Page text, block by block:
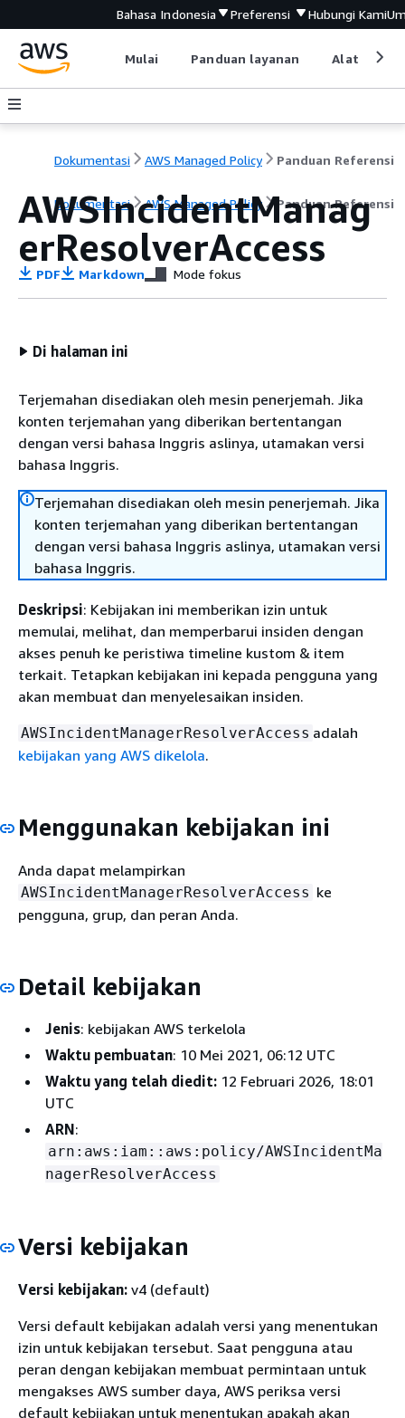
Bahasa Indonesia Preferensi Hubungi Kami
Mulai Panduan layanan Alat
Dokumentasi AWS Managed Policy Panduan Referensi
Dokumentasi AWS Managed Policy Panduan Referensi
AWSIncidentManag
erResolverAccess
PDF Markdown Mode fokus
Di halaman ini
Terjemahan disediakan oleh mesin penerjemah. Jika
konten terjemahan yang diberikan bertentangan
dengan versi bahasa Inggris aslinya, utamakan versi
bahasa Inggris.
Terjemahan disediakan oleh mesin penerjemah. Jika
konten terjemahan yang diberikan bertentangan
dengan versi bahasa Inggris aslinya, utamakan versi
bahasa Inggris.
Deskripsi: Kebijakan ini memberikan izin untuk
memulai, melihat, dan memperbarui insiden dengan
akses penuh ke peristiwa timeline kustom & item
terkait. Tetapkan kebijakan ini kepada pengguna yang
akan membuat dan menyelesaikan insiden.
AWSIncidentManagerResolverAccess adalah
kebijakan yang AWS dikelola.
Menggunakan kebijakan ini
Anda dapat melampirkan
AWSIncidentManagerResolverAccess ke
pengguna, grup, dan peran Anda.
Detail kebijakan
Jenis: kebijakan AWS terkelola
Waktu pembuatan: 10 Mei 2021, 06:12 UTC
Waktu yang telah diedit: 12 Februari 2026, 18:01
UTC
ARN:
arn:aws:iam::aws:policy/AWSIncidentMa
nagerResolverAccess
Versi kebijakan
Versi kebijakan: v4 (default)
Versi default kebijakan adalah versi yang menentukan
izin untuk kebijakan tersebut. Saat pengguna atau
peran dengan kebijakan membuat permintaan untuk
mengakses AWS sumber daya, AWS periksa versi
default kebijakan untuk menentukan apakah akan